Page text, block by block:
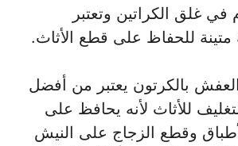
غلق الكراتين وتعتبر
للحفاظ على قطع الأثاث.
بالكرتون يعتبر من أفضل
للأثاث لأنه يحافظ على
وقطع الزجاج على النيش